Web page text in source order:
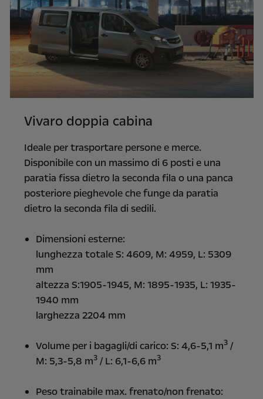
Vivaro doppia cabina
Ideale per trasportare persone e merce.
Disponibile con un massimo di 6 posti e una
paratia fissa dietro la seconda fila o una panca
posteriore pieghevole che funge da paratia
dietro la seconda fila di sedili.
Dimensioni esterne:
lunghezza totale S: 4609, M: 4959, L: 5309
mm
altezza S:1905-1945, M: 1895-1935, L: 1935-
1940 mm
larghezza 2204 mm
Volume per i bagagli/di carico: S: 4,6-5,1 m3 /
M: 5,3-5,8 m3 / L: 6,1-6,6 m3
Peso trainabile max. frenato/non frenato: